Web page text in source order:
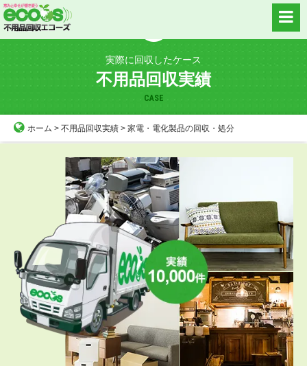
Skip
to
実際に回収したケース
不用品回収実績
CASE
ホーム > 不用品回収実績 > 家電・電化製品の回収・処分